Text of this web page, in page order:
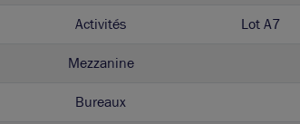
Activités Lot A7
Mezzanine
Bureaux